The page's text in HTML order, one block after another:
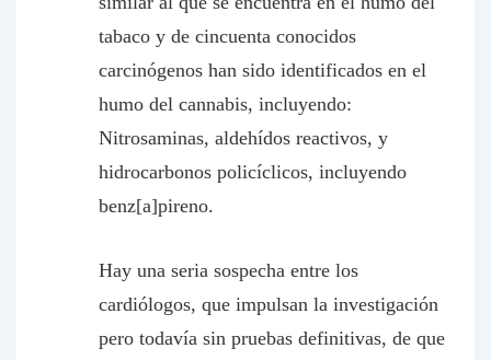
tabaco y de cincuenta conocidos
carcinógenos han sido identificados en el
humo del cannabis, incluyendo:
Nitrosaminas, aldehídos reactivos, y
hidrocarbonos policíclicos, incluyendo
benz[a]pireno.
Hay una seria sospecha entre los
cardiólogos, que impulsan la investigación
pero todavía sin pruebas definitivas, de que